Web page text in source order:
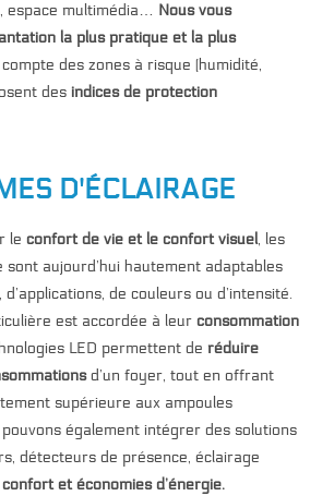
espace multimédia… Nous vous
la plus pratique et la plus
des zones à risque (humidité,
des indices de protection
D'ÉCLAIRAGE
le confort de vie et le confort visuel, les
sont aujourd’hui hautement adaptables
de couleurs ou d’intensité.
est accordée à leur consommation
LED permettent de réduire
d’un foyer, tout en offrant
supérieure aux ampoules
également intégrer des solutions
détecteurs de présence, éclairage
et économies d’énergie.